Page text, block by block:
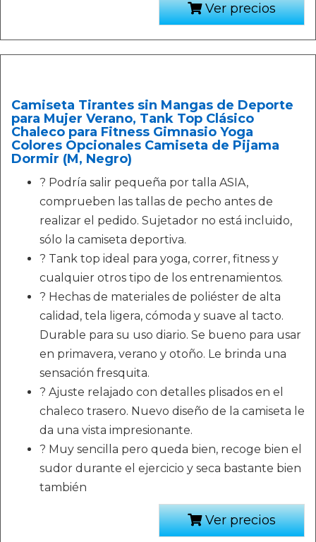
Ver precios
Camiseta Tirantes sin Mangas de Deporte
para Mujer Verano, Tank Top Clásico
Chaleco para Fitness Gimnasio Yoga
Colores Opcionales Camiseta de Pijama
Dormir (M, Negro)
? Podría salir pequeña por talla ASIA,
comprueben las tallas de pecho antes de
realizar el pedido. Sujetador no está incluido,
sólo la camiseta deportiva.
? Tank top ideal para yoga, correr, fitness y
cualquier otros tipo de los entrenamientos.
? Hechas de materiales de poliéster de alta
calidad, tela ligera, cómoda y suave al tacto.
Durable para su uso diario. Se bueno para usar
en primavera, verano y otoño. Le brinda una
sensación fresquita.
? Ajuste relajado con detalles plisados en el
chaleco trasero. Nuevo diseño de la camiseta le
da una vista impresionante.
? Muy sencilla pero queda bien, recoge bien el
sudor durante el ejercicio y seca bastante bien
también
Ver precios